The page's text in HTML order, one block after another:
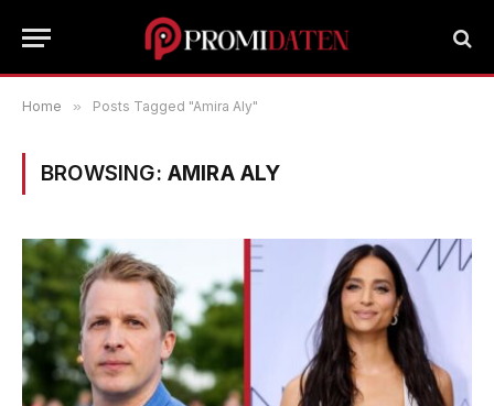
Home » Posts Tagged "Amira Aly"
BROWSING: AMIRA ALY